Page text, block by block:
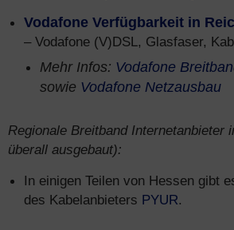
Vodafone Verfügbarkeit in
– Vodafone (V)DSL, Glasfaser,
Mehr Infos: Vodafone
sowie Vodafone Netzausbau
Regionale Breitband Internetanbieter
überall ausgebaut):
In einigen Teilen von Hessen gibt
des Kabelanbieters PYUR.